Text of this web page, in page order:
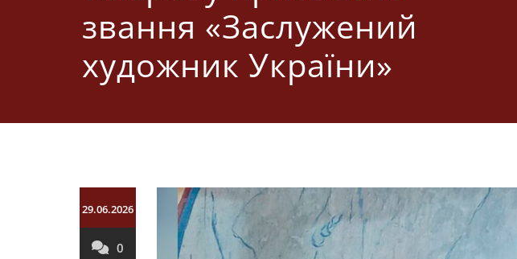
звання «Заслужений
художник України»
29.06.2026
0